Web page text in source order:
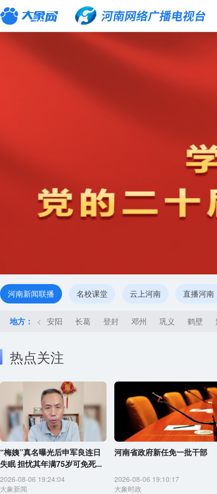
河南新闻联播 名校课堂 云上河南 直播河南
地方： < 安阳 长葛 登封 邓州 巩义 鹤壁
热点关注
“梅姨”真名曝光后申军良连日
失眠 担忧其年满75岁可免死...
2026-08-06 19:24:04
大象新闻
河南省政府新任免一批干部
2026-08-06 19:10:17
大象时政